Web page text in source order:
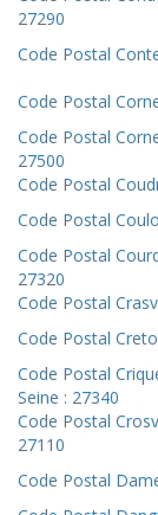
27290
Code Postal
Code Postal
Code Postal
27500
Code Postal
Code Postal
Code Postal
27320
Code Postal
Code Postal
Code Postal
Seine : 27340
Code Postal
27110
Code Postal